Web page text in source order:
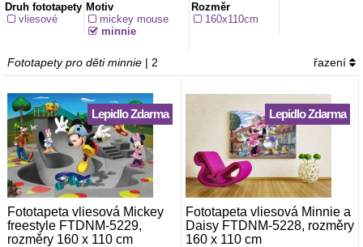
Druh fototapety
vliesové
Motiv
mickey mouse
minnie
Rozměr
160x110cm
Fototapety pro děti minnie | 2 řazení
Fototapeta vliesová Mickey
freestyle FTDNM-5229,
rozměry 160 x 110 cm
Lepidlo Zdarma
Fototapeta vliesová Minnie a
Daisy FTDNM-5228, rozměry
160 x 110 cm
Lepidlo Zdarma